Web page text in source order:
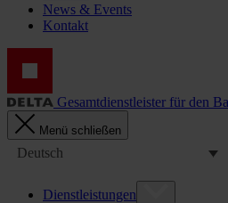
News & Events
Kontakt
Gesamtdienstleister für den
Menü schließen
Deutsch
Dienstleistungen